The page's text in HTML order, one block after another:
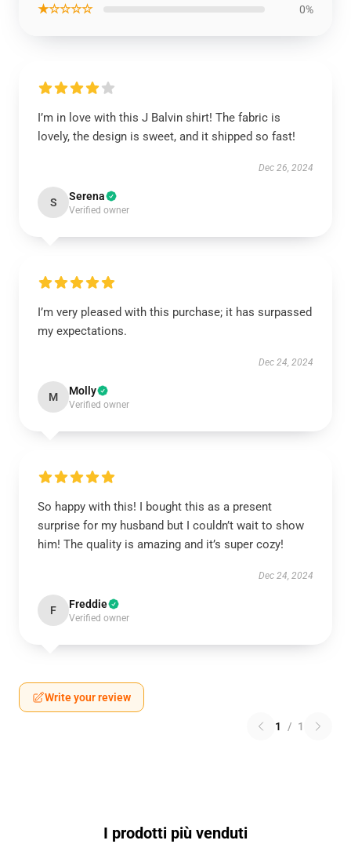
★☆☆☆☆ 0%
I’m in love with this J Balvin shirt! The fabric is
lovely, the design is sweet, and it shipped so fast!
Dec 26, 2024
S Serena
Verified owner
I’m very pleased with this purchase; it has surpassed
my expectations.
Dec 24, 2024
M Molly
Verified owner
So happy with this! I bought this as a present
surprise for my husband but I couldn’t wait to show
him! The quality is amazing and it’s super cozy!
Dec 24, 2024
F Freddie
Verified owner
Write your review
1 / 1
I prodotti più venduti